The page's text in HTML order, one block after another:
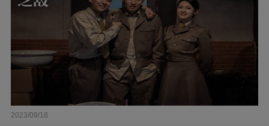
2023/09/18